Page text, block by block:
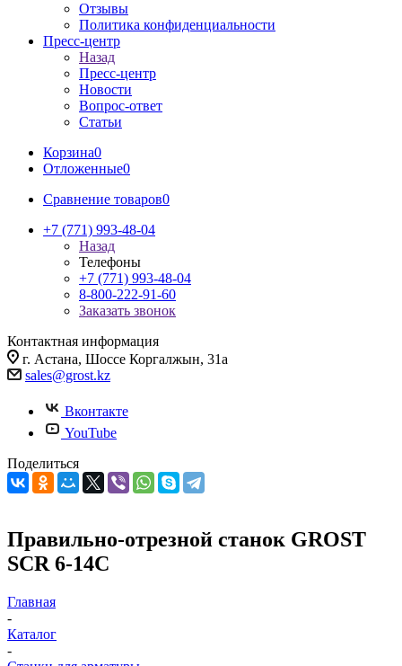
Отзывы
Политика конфиденциальности
Пресс-центр
Назад
Пресс-центр
Новости
Вопрос-ответ
Статьи
Корзина0
Отложенные0
Сравнение товаров0
+7 (771) 993-48-04
Назад
Телефоны
+7 (771) 993-48-04
8-800-222-91-60
Заказать звонок
Контактная информация
г. Астана, Шоссе Коргалжын, 31а
sales@grost.kz
Вконтакте
YouTube
Поделиться
Правильно-отрезной станок GROST
SCR 6-14C
Главная
-
Каталог
-